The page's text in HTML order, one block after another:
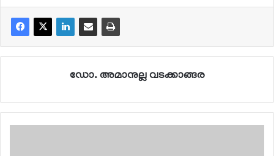
ഡോ. അമാനുല്ല വടക്കാങ്ങര